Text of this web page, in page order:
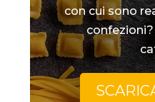
con cui sono